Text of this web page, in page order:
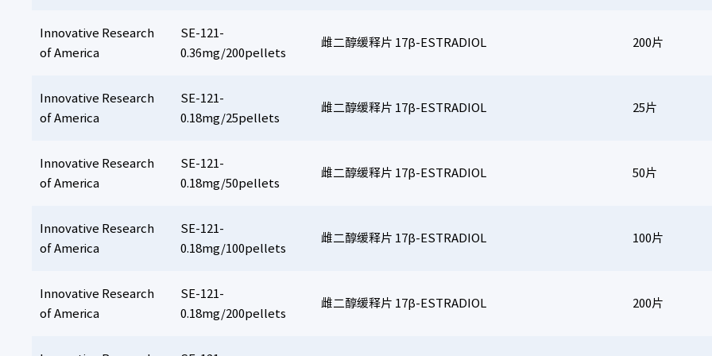
Innovative Research
of America
SE-121-
0.36mg/200pellets
雌二醇缓释片 17β-ESTRADIOL 200片
Innovative Research
of America
SE-121-
0.18mg/25pellets
雌二醇缓释片 17β-ESTRADIOL 25片
Innovative Research
of America
SE-121-
0.18mg/50pellets
雌二醇缓释片 17β-ESTRADIOL 50片
Innovative Research
of America
SE-121-
0.18mg/100pellets
雌二醇缓释片 17β-ESTRADIOL 100片
Innovative Research
of America
SE-121-
0.18mg/200pellets
雌二醇缓释片 17β-ESTRADIOL 200片